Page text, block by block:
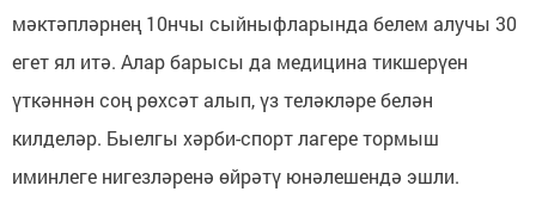
мәктәпләрнең 10нчы сыйныфларында белем алучы 30
егет ял итә. Алар барысы да медицина тикшерүен
үткәннән соң рөхсәт алып, үз теләкләре белән
килделәр. Быелгы хәрби-спорт лагере тормыш
иминлеге нигезләренә өйрәтү юнәлешендә эшли.